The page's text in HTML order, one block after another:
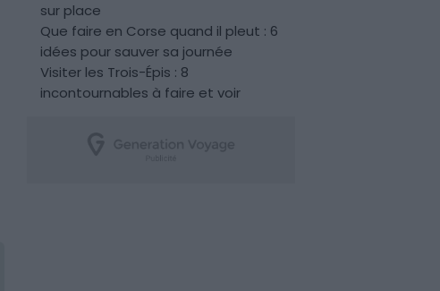
sur place
Que faire en Corse quand il pleut : 6
idées pour sauver sa journée
Visiter les Trois-Épis : 8
incontournables à faire et voir